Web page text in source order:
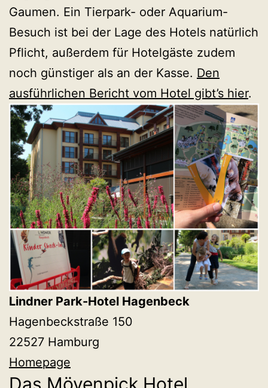
Gaumen. Ein Tierpark- oder Aquarium-
Besuch ist bei der Lage des Hotels natürlich
Pflicht, außerdem für Hotelgäste zudem
noch günstiger als an der Kasse. Den
ausführlichen Bericht vom Hotel gibt’s hier.
Lindner Park-Hotel Hagenbeck
Hagenbeckstraße 150
22527 Hamburg
Homepage
Das Mövenpick Hotel